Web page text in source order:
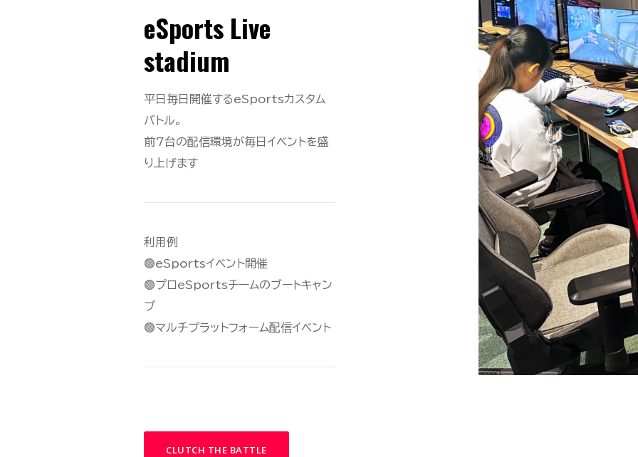
eSports Live
stadium
平日毎日開催するeSportsカスタム
バトル。
前7台の配信環境が毎日イベントを盛
り上げます
利用例
🟢eSportsイベント開催
🟢プロeSportsチームのブートキャン
プ
🟢マルチプラットフォーム配信イベント
CLUTCH THE BATTLE